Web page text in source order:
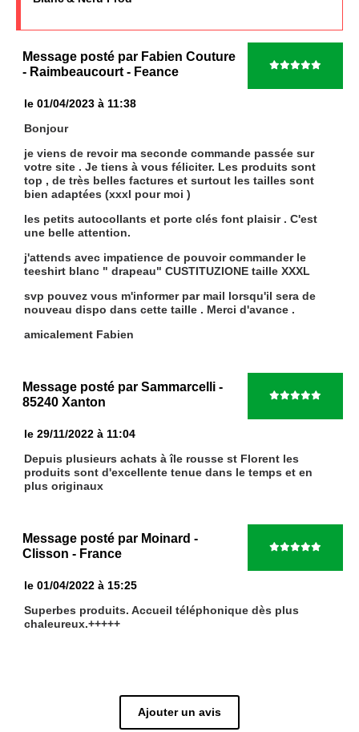
Message posté par Fabien Couture
- Raimbeaucourt- Feance
le 01/04/2023 à 11:38
Bonjour
je viens de revoir ma seconde commande passée sur
votre site . Je tiens à vous féliciter. Les produits sont
top , de très belles factures et surtout les tailles sont
bien adaptées (xxxl pour moi )
les petits autocollants et porte clés font plaisir . C'est
une belle attention.
j'attends avec impatience de pouvoir commander le
teeshirt blanc " drapeau" CUSTITUZIONE taille XXXL
svp pouvez vous m'informer par mail lorsqu'il sera de
nouveau dispo dans cette taille . Merci d'avance .
amicalement Fabien
Message posté par Sammarcelli-
85240 Xanton
le 29/11/2022 à 11:04
Depuis plusieurs achats à île rousse st Florent les
produits sont d'excellente tenue dans le temps et en
plus originaux
Message posté par Moinard -
Clisson - France
le 01/04/2022 à 15:25
Superbes produits. Accueil téléphonique dès plus
chaleureux.+++++
Ajouter un avis